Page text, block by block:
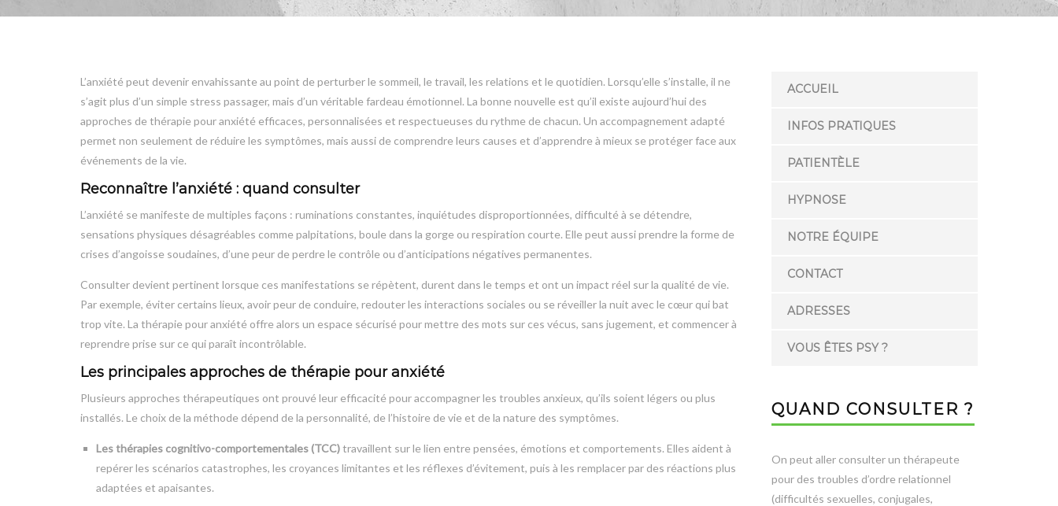
L’anxiété peut devenir envahissante au point de perturber le sommeil, le travail, les relations et le quotidien. Lorsqu’elle s’installe, il ne
s’agit plus d’un simple stress passager, mais d’un véritable fardeau émotionnel. La bonne nouvelle est qu’il existe aujourd’hui des
approches de thérapie pour anxiété efficaces, personnalisées et respectueuses du rythme de chacun. Un accompagnement adapté
permet non seulement de réduire les symptômes, mais aussi de comprendre leurs causes et d’apprendre à mieux se protéger face aux
événements de la vie.
Reconnaître l’anxiété : quand consulter
L’anxiété se manifeste de multiples façons : ruminations constantes, inquiétudes disproportionnées, difficulté à se détendre,
sensations physiques désagréables comme palpitations, boule dans la gorge ou respiration courte. Elle peut aussi prendre la forme de
crises d’angoisse soudaines, d’une peur de perdre le contrôle ou d’anticipations négatives permanentes.
Consulter devient pertinent lorsque ces manifestations se répètent, durent dans le temps et ont un impact réel sur la qualité de vie.
Par exemple, éviter certains lieux, avoir peur de conduire, redouter les interactions sociales ou se réveiller la nuit avec le cœur qui bat
trop vite. La thérapie pour anxiété offre alors un espace sécurisé pour mettre des mots sur ces vécus, sans jugement, et commencer à
reprendre prise sur ce qui paraît incontrôlable.
Les principales approches de thérapie pour anxiété
Plusieurs approches thérapeutiques ont prouvé leur efficacité pour accompagner les troubles anxieux, qu’ils soient légers ou plus
installés. Le choix de la méthode dépend de la personnalité, de l’histoire de vie et de la nature des symptômes.
Les thérapies cognitivo-comportementales (TCC)travaillent sur le lien entre pensées, émotions et comportements. Elles aident à
repérer les scénarios catastrophes, les croyances limitantes et les réflexes d’évitement, puis à les remplacer par des réactions plus
adaptées et apaisantes.
ACCUEIL
INFOS PRATIQUES
PATIENTÈLE
HYPNOSE
NOTRE ÉQUIPE
CONTACT
ADRESSES
VOUS ÊTES PSY ?
QUAND CONSULTER ?
On peut aller consulter un thérapeute
pour des troubles d’ordre relationnel
(difficultés sexuelles, conjugales,